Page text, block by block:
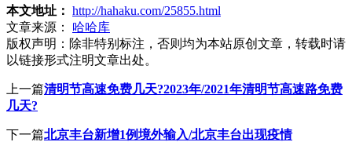
本文地址： http://hahaku.com/25855.html
文章来源：
哈哈库
版权声明： 除非特别标注，否则均为本站原创文章，转载时请
以链接形式注明文章出处。
上一篇清明节高速免费几天?2023年/2021年清明节高速路免费
几天?
下一篇北京丰台新增1例境外输入/北京丰台出现疫情